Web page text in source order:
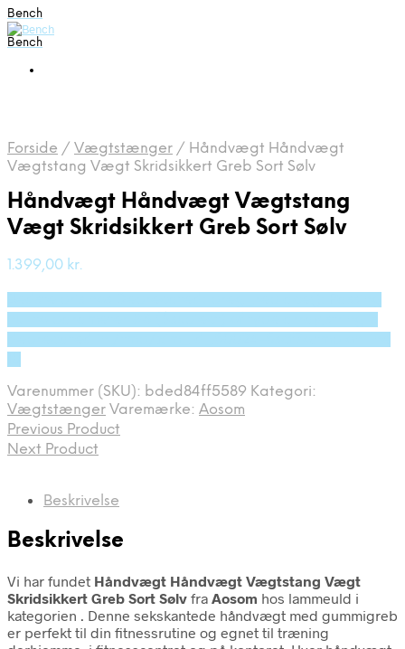
Bench
Bench
Forside / Vægtstænger / Håndvægt Håndvægt
Vægtstang Vægt Skridsikkert Greb Sort Sølv
Håndvægt Håndvægt Vægtstang
Vægt Skridsikkert Greb Sort Sølv
1.399,00 kr.
Varenummer (SKU): bded84ff5589 Kategori:
Vægtstænger Varemærke: Aosom
Previous Product
Next Product
Beskrivelse
Beskrivelse
Vi har fundet Håndvægt Håndvægt Vægtstang Vægt
Skridsikkert Greb Sort Sølv fra Aosom hos lammeuld i
kategorien . Denne sekskantede håndvægt med gummigreb
er perfekt til din fitnessrutine og egnet til træning